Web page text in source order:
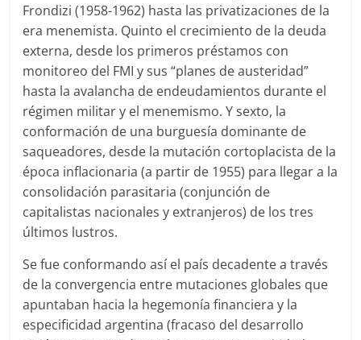
Frondizi (1958-1962) hasta las privatizaciones de la
era menemista. Quinto el crecimiento de la deuda
externa, desde los primeros préstamos con
monitoreo del FMI y sus “planes de austeridad”
hasta la avalancha de endeudamientos durante el
régimen militar y el menemismo. Y sexto, la
conformación de una burguesía dominante de
saqueadores, desde la mutación cortoplacista de la
época inflacionaria (a partir de 1955) para llegar a la
consolidación parasitaria (conjunción de
capitalistas nacionales y extranjeros) de los tres
últimos lustros.
Se fue conformando así el país decadente a través
de la convergencia entre mutaciones globales que
apuntaban hacia la hegemonía financiera y la
especificidad argentina (fracaso del desarrollo